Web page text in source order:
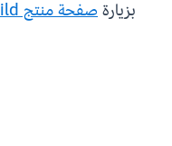
بزيارةصفحة منتج AWS CodeBuild